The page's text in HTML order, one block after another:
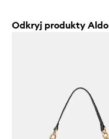
Odkryj produkty Aldo